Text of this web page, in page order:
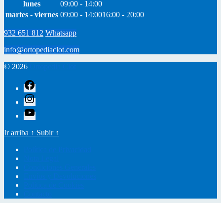
lunes
09:00 - 14:00
martes - viernes 09:00 - 14:0016:00 - 20:00
932 651 812 Whatsapp
info@ortopediaclot.com
© 2026
facebook
instagram
youtube
Ir arriba ↑ Subir ↑